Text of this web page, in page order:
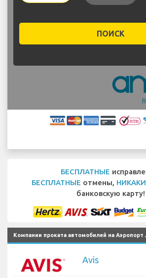
ПОИСК
БЕСПЛАТНЫЕ
БЕСПЛАТНЫЕ отмены,
банковскую карту!
Компании проката автомобилей на Аэропорт
Avis